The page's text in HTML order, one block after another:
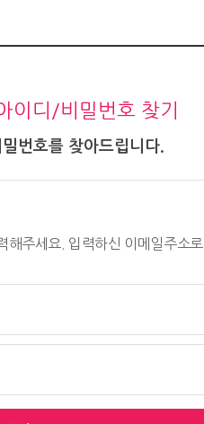
이디/비밀번호 찾기
번호를 찾아드립니다.
해주세요. 입력하신 이메일주소로